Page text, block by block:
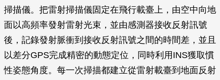
掃描儀。把雷射掃描儀固定在飛行載臺上，由空中向地
面以高頻率發射雷射光束，並由感測器接收反射訊號
後，記錄發射脈衝到接收反射訊號之間的時間差，並且
以差分GPS完成精密的動態定位，同時利用INS獲取慣
性姿態角度。每一次掃描都建立從雷射載臺到地面反射